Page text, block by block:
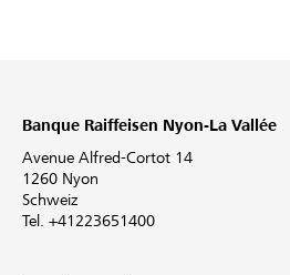
Banque Raiffeisen Nyon-La Vallée
Avenue Alfred-Cortot 14
1260 Nyon
Schweiz
Tel. +41223651400